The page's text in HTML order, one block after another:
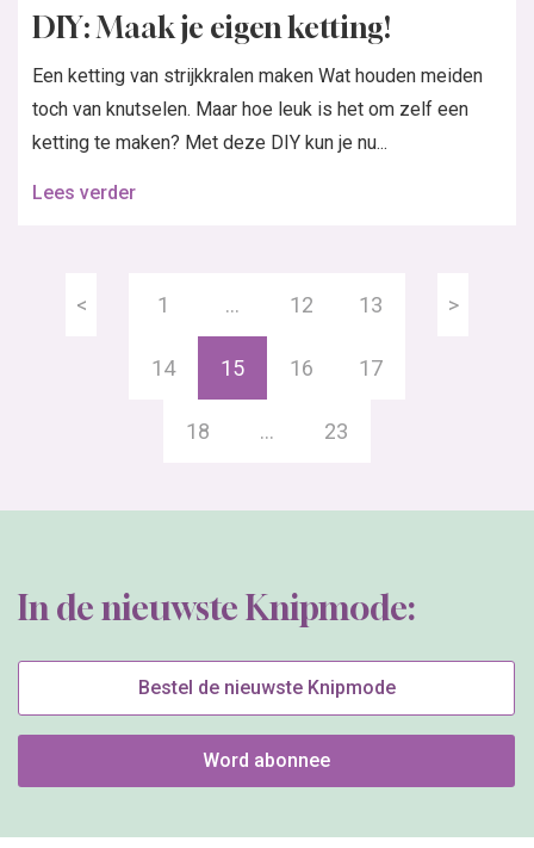
DIY: Maak je eigen ketting!
Een ketting van strijkkralen maken Wat houden meiden
toch van knutselen. Maar hoe leuk is het om zelf een
ketting te maken? Met deze DIY kun je nu...
Lees verder
< 1 … 12 13
14 15 16 17
18 … 23
>
In de nieuwste Knipmode:
Bestel de nieuwste Knipmode
Word abonnee